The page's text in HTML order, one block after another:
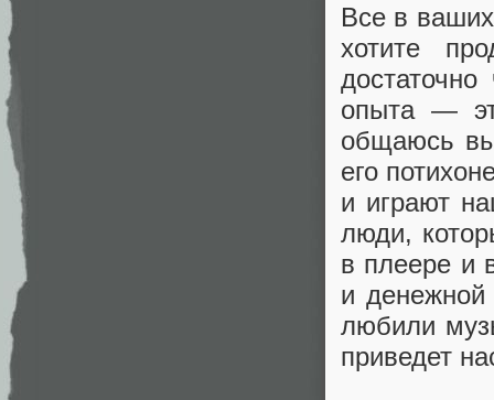
Все в ваших
хотите
опыта —
общаюсь
его
и играют
люди,
в плеере и
и
любили
приведет